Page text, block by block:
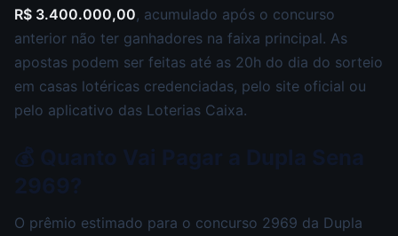
R$ 3.400.000,00, acumulado após o concurso
anterior não ter ganhadores na faixa principal. As
apostas podem ser feitas até as 20h do dia do sorteio
em casas lotéricas credenciadas, pelo site oficial ou
pelo aplicativo das Loterias Caixa.
O prêmio estimado para o concurso 2969 da Dupla